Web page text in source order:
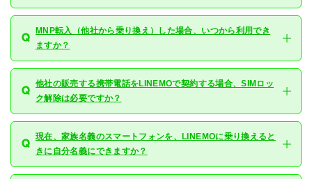
MNP転入（他社から乗り換え）した場合、いつから利用でき
ますか？
他社の販売する携帯電話をLINEMOで契約する場合、SIMロッ
ク解除は必要ですか？
現在、家族名義のスマートフォンを、LINEMOに乗り換えると
きに自分名義にできますか？